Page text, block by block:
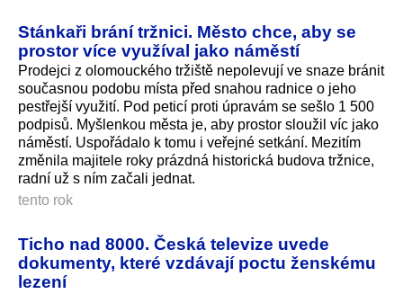
Stánkaři brání tržnici. Město chce, aby se
prostor více využíval jako náměstí
Prodejci z olomouckého tržiště nepolevují ve snaze bránit
současnou podobu místa před snahou radnice o jeho
pestřejší využití. Pod peticí proti úpravám se sešlo 1 500
podpisů. Myšlenkou města je, aby prostor sloužil víc jako
náměstí. Uspořádalo k tomu i veřejné setkání. Mezitím
změnila majitele roky prázdná historická budova tržnice,
radní už s ním začali jednat.
tento rok
Ticho nad 8000. Česká televize uvede
dokumenty, které vzdávají poctu ženskému
lezení